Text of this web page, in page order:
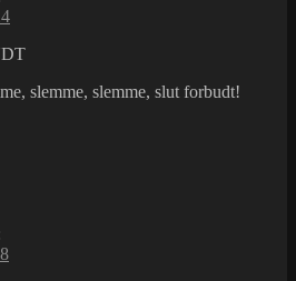
slemme, slemme, slut forbudt!